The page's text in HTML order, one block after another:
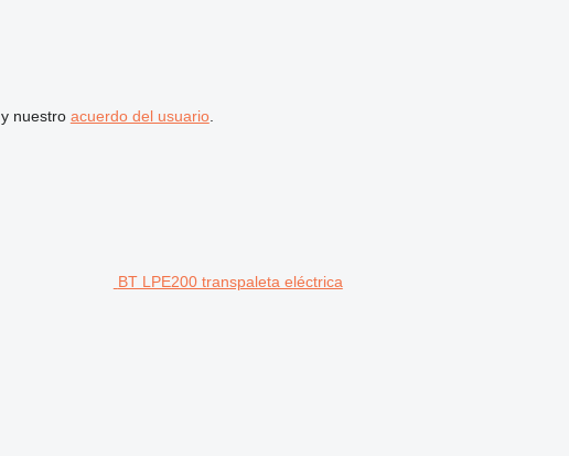
y nuestro acuerdo del usuario.
BT LPE200 transpaleta eléctrica